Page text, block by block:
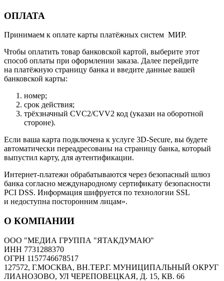
ОПЛАТА
Принимаем к оплате карты платёжных систем МИР.
Чтобы оплатить товар банковской картой, выберите этот
способ оплаты при оформлении заказа. Далее перейдите
на платёжную страницу банка и введите данные вашей
банковской карты:
номер;
срок действия;
трёхзначный CVC2/CVV2 код (указан на оборотной
стороне).
Если ваша карта подключена к услуге 3D-Secure, вы будете
автоматически переадресованы на страницу банка, который
выпустил карту, для аутентификации.
Интернет-платежи обрабатываются через безопасный шлюз
банка согласно международному сертификату безопасности
PCI DSS. Информация шифруется по технологии SSL
и недоступна посторонним лицам».
О КОМПАНИИ
ООО "МЕДИА ГРУППА "ЯТАКДУМАЮ"
ИНН 7731288370
ОГРН 1157746678517
127572, Г.МОСКВА, ВН.ТЕР.Г. МУНИЦИПАЛЬНЫЙ ОКРУГ
ЛИАНОЗОВО, УЛ ЧЕРЕПОВЕЦКАЯ, Д. 15, КВ. 66